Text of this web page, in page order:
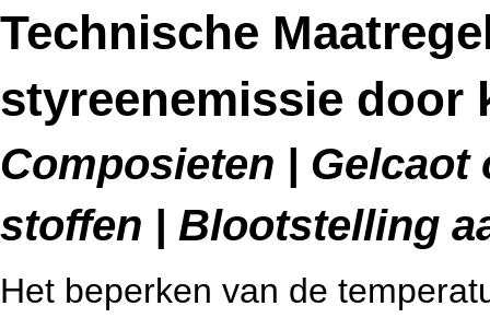
Technische
styreenemissie door
Composieten |
stoffen | Blootstelling
Het beperken van de